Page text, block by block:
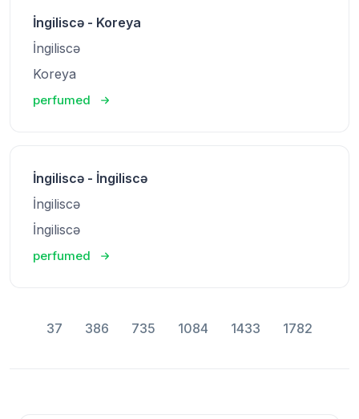
İngiliscə - Koreya
İngiliscə
Koreya
perfumed
İngiliscə - İngiliscə
İngiliscə
İngiliscə
perfumed
37 386 735 1084 1433 1782